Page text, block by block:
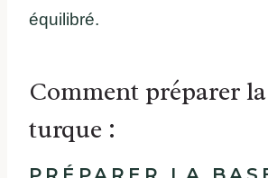
équilibré.
Comment préparer
turque :